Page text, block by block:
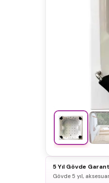
5 Yıl Gövde
Gövde 5 yıl,